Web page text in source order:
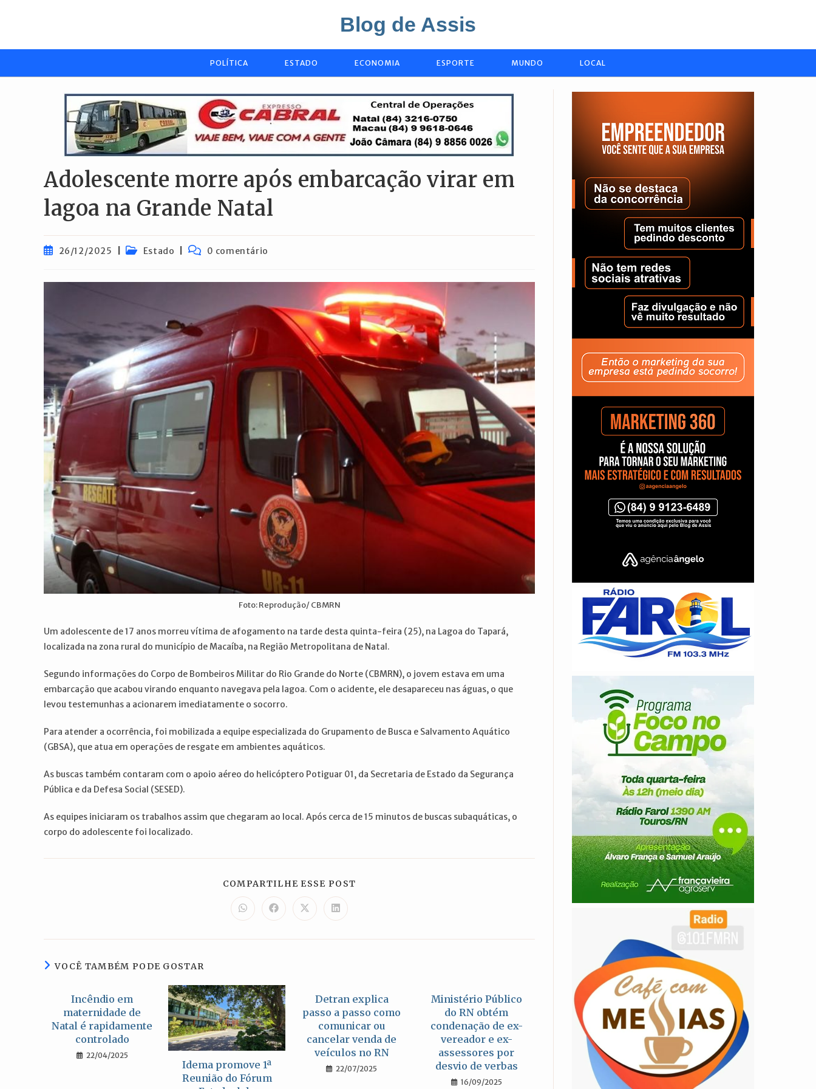
conteúdo
Blog de Assis
POLÍTICA ESTADO ECONOMIA ESPORTE MUNDO LOCAL
Adolescente morre após embarcação virar em
lagoa na Grande Natal
Post26/12/2025
Categoria
Estado
Comentários
0 comentário
Foto: Reprodução/ CBMRN
Um adolescente de 17 anos morreu vítima de afogamento na tarde desta quinta-feira (25), na Lagoa do Tapará,
localizada na zona rural do município de Macaíba, na Região Metropolitana de Natal.
Segundo informações do Corpo de Bombeiros Militar do Rio Grande do Norte (CBMRN), o jovem estava em uma
embarcação que acabou virando enquanto navegava pela lagoa. Com o acidente, ele desapareceu nas águas, o que
levou testemunhas a acionarem imediatamente o socorro.
Para atender a ocorrência, foi mobilizada a equipe especializada do Grupamento de Busca e Salvamento Aquático
(GBSA), que atua em operações de resgate em ambientes aquáticos.
As buscas também contaram com o apoio aéreo do helicóptero Potiguar 01, da Secretaria de Estado da Segurança
Pública e da Defesa Social (SESED).
As equipes iniciaram os trabalhos assim que chegaram ao local. Após cerca de 15 minutos de buscas subaquáticas, o
corpo do adolescente foi localizado.
COMPARTILHE ESSE POST
Abre
em
nova
Abre
em
nova
Abre
em
nova
Abre
em
nova
VOCÊ TAMBÉM PODE GOSTAR
Incêndio em
maternidade de
Natal é rapidamente
controlado
22/04/2025
Idema promove 1ª
Reunião do Fórum
Detran explica
passo a passo como
comunicar ou
cancelar venda de
veículos no RN
22/07/2025
Ministério Público
do RN obtém
condenação de ex-
vereador e ex-
assessores por
desvio de verbas
16/09/2025